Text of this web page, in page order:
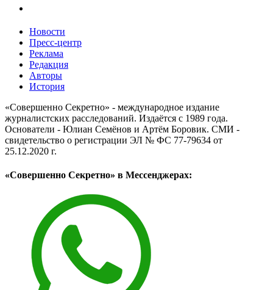
Новости
Пресс-центр
Реклама
Редакция
Авторы
История
«Совершенно Секретно» - международное издание
журналистских расследований. Издаётся с 1989 года.
Основатели - Юлиан Семёнов и Артём Боровик. CМИ -
свидетельство о регистрации ЭЛ № ФС 77-79634 от
25.12.2020 г.
«Совершенно Секретно» в Мессенджерах: